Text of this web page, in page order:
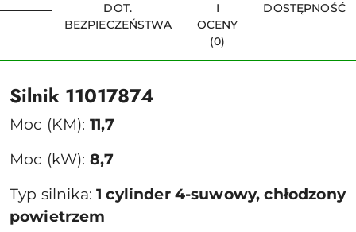
DOT.
BEZPIECZEŃSTWA
I
OCENY
(0)
DOSTĘPNOŚĆ
Silnik 11017874
Moc (KM): 11,7
Moc (kW): 8,7
Typ silnika:1 cylinder 4-suwowy, chłodzony
powietrzem